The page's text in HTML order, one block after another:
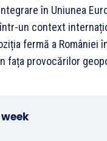
în Uniunea
un context
fermă a României
fața provocărilor